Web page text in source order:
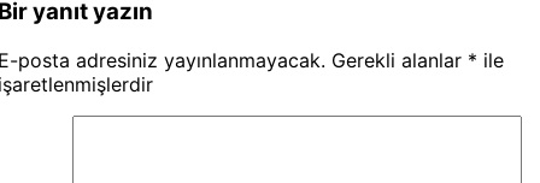
yanıt yazın
posta adresiniz yayınlanmayacak. Gerekli alanlar * ile